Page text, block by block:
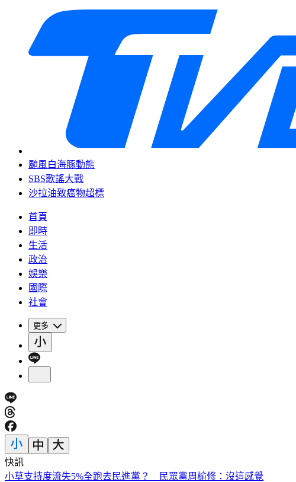
颱風白海豚動態
SBS歌謠大戰
沙拉油致癌物超標
首頁
即時
生活
政治
娛樂
國際
社會
更多
快訊
被選上國民法官該怎麼辦? 司法院廣告